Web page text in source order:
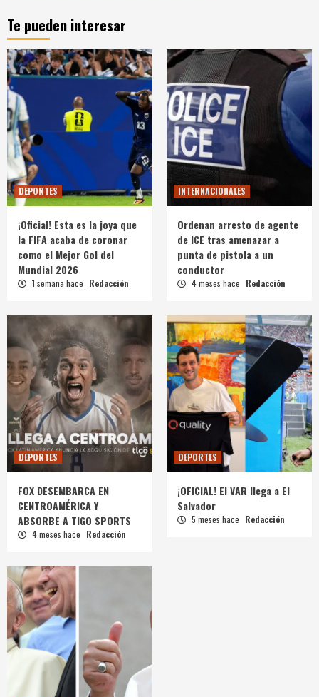
Te pueden interesar
DEPORTES
¡Oficial! Esta es la joya que
la FIFA acaba de coronar
como el Mejor Gol del
Mundial 2026
1 semana hace Redacción
INTERNACIONALES
Ordenan arresto de agente
de ICE tras amenazar a
punta de pistola a un
conductor
4 meses hace Redacción
DEPORTES
FOX DESEMBARCA EN
CENTROAMÉRICA Y
ABSORBE A TIGO SPORTS
4 meses hace Redacción
DEPORTES
¡OFICIAL! El VAR llega a El
Salvador
5 meses hace Redacción